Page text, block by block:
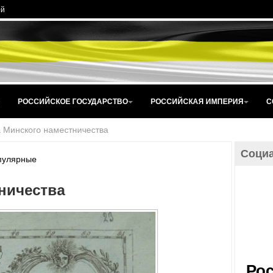
РОССИЙСКОЕ ГОСУДАРСТВО РОССИЙСКАЯ ИМПЕРИЯ
Минского наместничества